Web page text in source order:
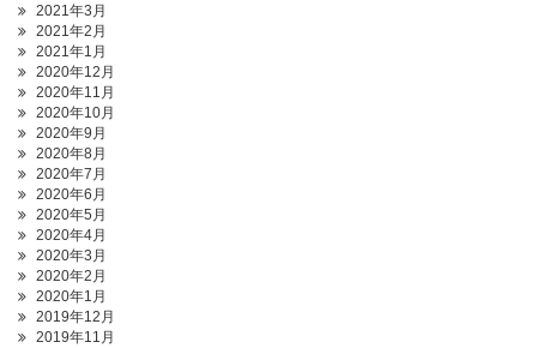
2021年3月
2021年2月
2021年1月
2020年12月
2020年11月
2020年10月
2020年9月
2020年8月
2020年7月
2020年6月
2020年5月
2020年4月
2020年3月
2020年2月
2020年1月
2019年12月
2019年11月